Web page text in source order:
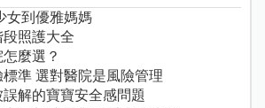
女到優雅媽媽
照護大全
麼選？
準 選對醫院是風險管理
解的寶寶安全感問題